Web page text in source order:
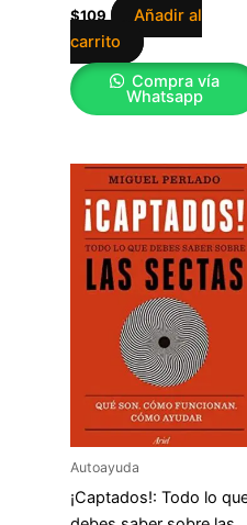
$109
Añadir al
carrito
Compra vía
Whatsapp
Autoayuda
¡Captados!: Todo lo